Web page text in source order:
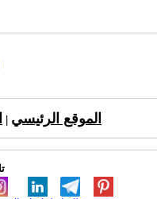
الموقع الرئيسي